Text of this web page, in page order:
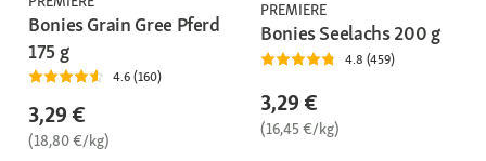
Bonies Grain Gree Pferd
175 g
4.6 (160)
3,29 €
(18,80 €/kg)
PREMIERE
Bonies Seelachs 200 g
4.8 (459)
3,29 €
(16,45 €/kg)